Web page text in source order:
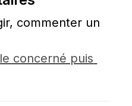
commenter un
concerné puis